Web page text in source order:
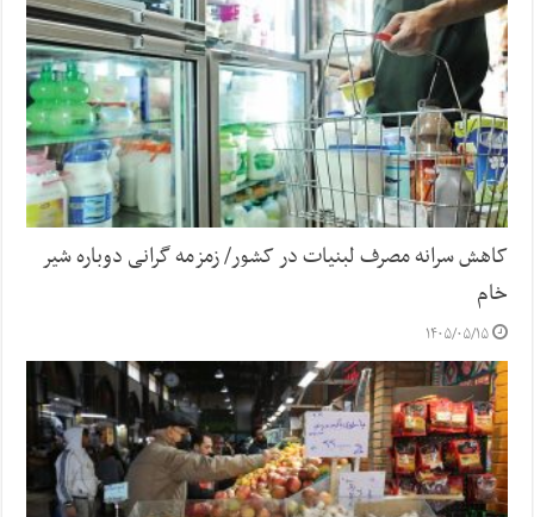
کاهش سرانه مصرف لبنیات در کشور/ زمزمه گرانی دوباره شیر
خام
۱۴۰۵/۰۵/۱۵